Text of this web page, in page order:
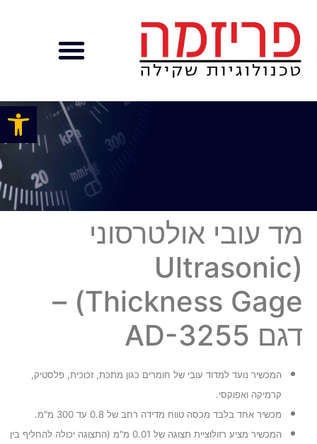
מד עובי אולטרסוני
(Ultrasonic
Thickness Gage) –
דגם AD-3255
המכשיר נועד למדוד עובי של חומרים כגון מתכת, זכוכית, פלסטיק,
קרמיקה ואפוקסי.
מכשיר אחד בלבד מכסה טווח מדידה רחב של 0.8 עד 300 מ"מ.
המכשיר מציע רזולוציית תצוגה של 0.01 מ"מ (התצוגה יכולה להחליף בין